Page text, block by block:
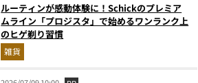
ルーティンが感動体験に！Schickのプレミア
ムライン「プロジスタ」で始めるワンランク上
のヒゲ剃り習慣
雑貨